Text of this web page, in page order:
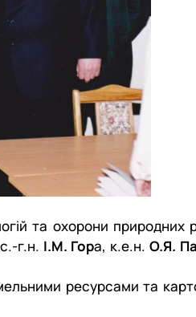
та охорони
г.н. І.М. Гора, к.е.н.О.Я.
ресурсами та